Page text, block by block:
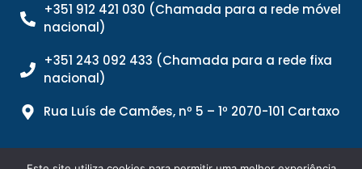
+351 912 421 030 (Chamada para a rede móvel
nacional)
+351 243 092 433 (Chamada para a rede fixa
nacional)
Rua Luís de Camões, nº 5 – 1º 2070-101 Cartaxo